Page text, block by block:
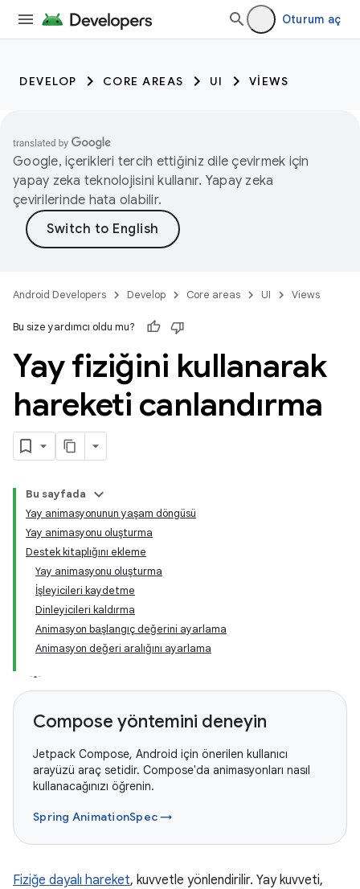
Oturum aç
DEVELOP CORE AREAS UI VIEWS
Google, içerikleri tercih ettiğiniz dile çevirmek için
yapay zeka teknolojisini kullanır. Yapay zeka
çevirilerinde hata olabilir.
Android Developers Develop Core areas UI Views
Bu size yardımcı oldu mu?
Yay fiziğini kullanarak
hareketi canlandırma
Bu sayfada
Yay animasyonunun yaşam döngüsü
Yay animasyonu oluşturma
Destek kitaplığını ekleme
Yay animasyonu oluşturma
İşleyicileri kaydetme
Dinleyicileri kaldırma
Animasyon başlangıç değerini ayarlama
Animasyon değeri aralığını ayarlama
Compose yöntemini deneyin
Jetpack Compose, Android için önerilen kullanıcı
arayüzü araç setidir. Compose'da animasyonları nasıl
kullanacağınızı öğrenin.
Spring AnimationSpec →
Fiziğe dayalı hareket, kuvvetle yönlendirilir. Yay kuvveti,